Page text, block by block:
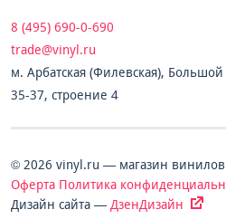
8 (495) 690-0-690
trade@vinyl.ru
м. Арбатская (Филевская),
35-37, строение 4
© 2026 vinyl.ru — магазин
Оферта Политика
Дизайн сайта — ДзенДизайн